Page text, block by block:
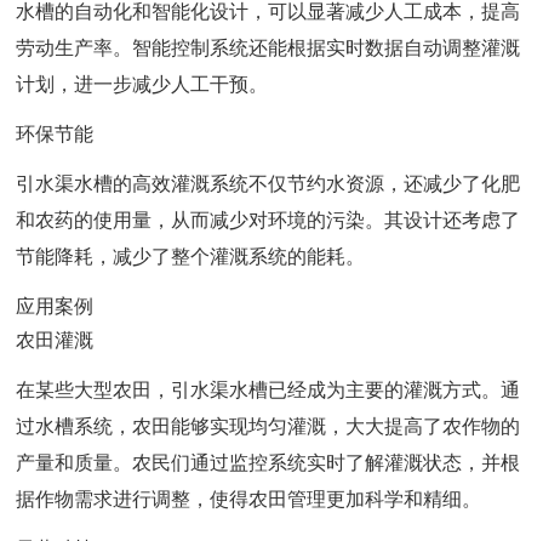
水槽的自动化和智能化设计，可以显著减少人工成本，提高
劳动生产率。智能控制系统还能根据实时数据自动调整灌溉
计划，进一步减少人工干预。
环保节能
引水渠水槽的高效灌溉系统不仅节约水资源，还减少了化肥
和农药的使用量，从而减少对环境的污染。其设计还考虑了
节能降耗，减少了整个灌溉系统的能耗。
应用案例
农田灌溉
在某些大型农田，引水渠水槽已经成为主要的灌溉方式。通
过水槽系统，农田能够实现均匀灌溉，大大提高了农作物的
产量和质量。农民们通过监控系统实时了解灌溉状态，并根
据作物需求进行调整，使得农田管理更加科学和精细。